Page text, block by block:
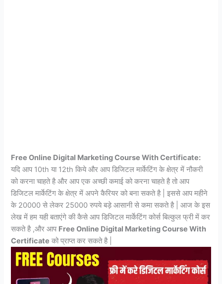
Free Online Digital Marketing Course With Certificate:
यदि आप 10th या 12th किये और आप डिजिटल मार्केटिंग के क्षेत्र में नौकरी
को करना चाहते है और आप एक अच्छी कमाई को करना चाहते है तो आप
डिजिटल मार्केटिंग के क्षेत्र में अपने कैरियर को बना सकते है | इससे आप महीने
के 20000 से लेकर 25000 रुपये बड़े आसानी से कमा सकते है | आज के इस
लेख में हम यही बताएंगे की कैसे आप डिजिटल मार्केटिंग कोर्स बिल्कुल फ्री में कर
सकते है ,और आप Free Online Digital Marketing Course With
Certificate को प्राप्त कर सकते है |